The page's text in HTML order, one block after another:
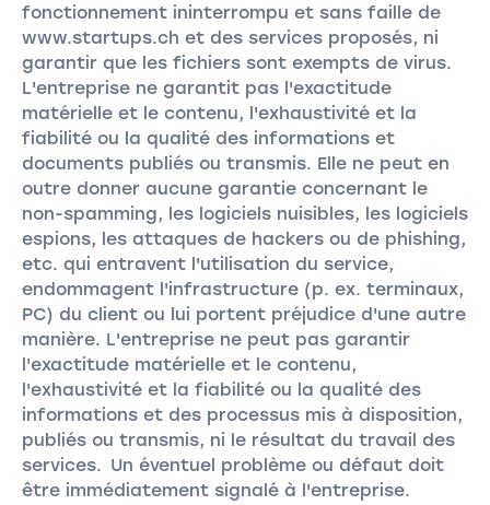
fonctionnement ininterrompu et sans faille de
www.startups.ch et des services proposés, ni
garantir que les fichiers sont exempts de virus.
L'entreprise ne garantit pas l'exactitude
matérielle et le contenu, l'exhaustivité et la
fiabilité ou la qualité des informations et
documents publiés ou transmis. Elle ne peut en
outre donner aucune garantie concernant le
non-spamming, les logiciels nuisibles, les logiciels
espions, les attaques de hackers ou de phishing,
etc. qui entravent l'utilisation du service,
endommagent l'infrastructure (p. ex. terminaux,
PC) du client ou lui portent préjudice d'une autre
manière. L'entreprise ne peut pas garantir
l'exactitude matérielle et le contenu,
l'exhaustivité et la fiabilité ou la qualité des
informations et des processus mis à disposition,
publiés ou transmis, ni le résultat du travail des
services. Un éventuel problème ou défaut doit
être immédiatement signalé à l'entreprise.